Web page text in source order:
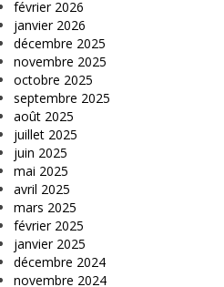
février 2026
janvier 2026
décembre 2025
novembre 2025
octobre 2025
septembre 2025
août 2025
juillet 2025
juin 2025
mai 2025
avril 2025
mars 2025
février 2025
janvier 2025
décembre 2024
novembre 2024